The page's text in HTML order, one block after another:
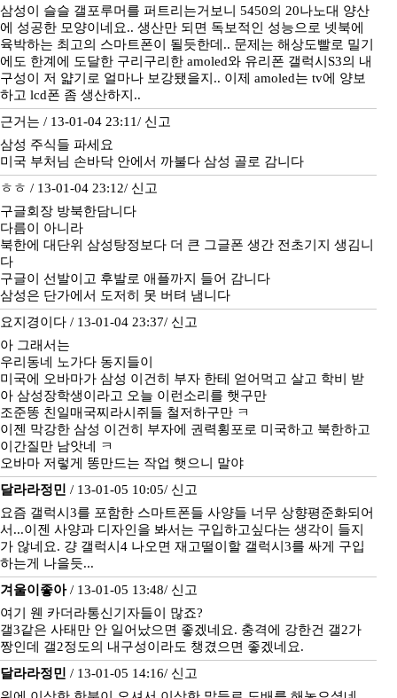
삼성이 슬슬 갤포루머를 퍼트리는거보니 5450의 20나노대 양산
에 성공한 모양이네요.. 생산만 되면 독보적인 성능으로 넷북에
육박하는 최고의 스마트폰이 될듯한데.. 문제는 해상도빨로 밀기
에도 한계에 도달한 구리구리한 amoled와 유리폰 갤럭시S3의 내
구성이 저 얇기로 얼마나 보강됐을지.. 이제 amoled는 tv에 양보
하고 lcd폰 좀 생산하지..
근거는 / 13-01-04 23:11/ 신고
삼성 주식들 파세요
미국 부처님 손바닥 안에서 까불다 삼성 골로 감니다
ㅎㅎ / 13-01-04 23:12/ 신고
구글회장 방북한담니다
다름이 아니라
북한에 대단위 삼성탕정보다 더 큰 그글폰 생간 전초기지 생김니
다
구글이 선발이고 후발로 애플까지 들어 감니다
삼성은 단가에서 도저히 못 버텨 냄니다
요지경이다 / 13-01-04 23:37/ 신고
아 그래서는
우리동네 노가다 동지들이
미국에 오바마가 삼성 이건히 부자 한테 얻어먹고 살고 학비 받
아 삼성장학생이라고 오늘 이런소리를 햇구만
조준똥 친일매국찌라시쥐들 철저하구만 ㅋ
이젠 막강한 삼성 이건히 부자에 권력횡포로 미국하고 북한하고
이간질만 남앗네 ㅋ
오바마 저렇게 똥만드는 작업 햇으니 말야
달라라정민 / 13-01-05 10:05/ 신고
요즘 갤럭시3를 포함한 스마트폰들 사양들 너무 상향평준화되어
서...이젠 사양과 디자인을 봐서는 구입하고싶다는 생각이 들지
가 않네요. 걍 갤럭시4 나오면 재고떨이할 갤럭시3를 싸게 구입
하는게 나을듯...
겨울이좋아/ 13-01-05 13:48/ 신고
여기 웬 카더라통신기자들이 많죠?
갤3같은 사태만 안 일어났으면 좋겠네요. 충격에 강한건 갤2가
짱인데 갤2정도의 내구성이라도 챙겼으면 좋겠네요.
달라라정민 / 13-01-05 14:16/ 신고